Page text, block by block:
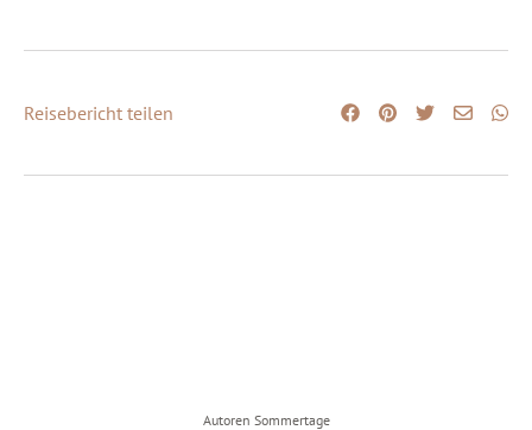
Reisebericht teilen
Autoren Sommertage